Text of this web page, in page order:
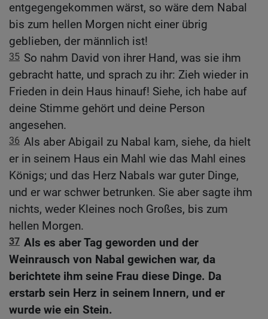
entgegengekommen wärst, so wäre dem Nabal
bis zum hellen Morgen nicht einer übrig
geblieben, der männlich ist!
35 So nahm David von ihrer Hand, was sie ihm
gebracht hatte, und sprach zu ihr: Zieh wieder in
Frieden in dein Haus hinauf! Siehe, ich habe auf
deine Stimme gehört und deine Person
angesehen.
36 Als aber Abigail zu Nabal kam, siehe, da hielt
er in seinem Haus ein Mahl wie das Mahl eines
Königs; und das Herz Nabals war guter Dinge,
und er war schwer betrunken. Sie aber sagte ihm
nichts, weder Kleines noch Großes, bis zum
hellen Morgen.
37 Als es aber Tag geworden und der
Weinrausch von Nabal gewichen war, da
berichtete ihm seine Frau diese Dinge. Da
erstarb sein Herz in seinem Innern, und er
wurde wie ein Stein.